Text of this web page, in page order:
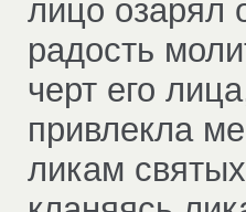
лицо озарял
радость
черт его
привлекла
ликам